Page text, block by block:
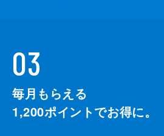
03
毎月もらえる
1,200ポイントでお得に。